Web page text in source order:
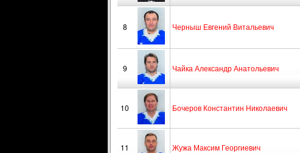
8 Черныш Евгений Витальевич
9 Чайка Александр Анатольевич
10 Бочеров Константин Николаевич
11 Жужа Максим Георгиевич